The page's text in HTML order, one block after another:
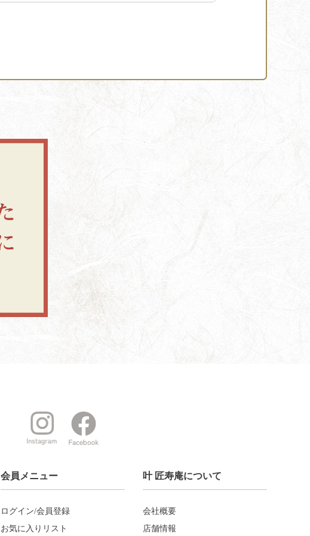
会員メニュー
ログイン/会員登録
お気に入りリスト
叶 匠寿庵について
会社概要
店舗情報